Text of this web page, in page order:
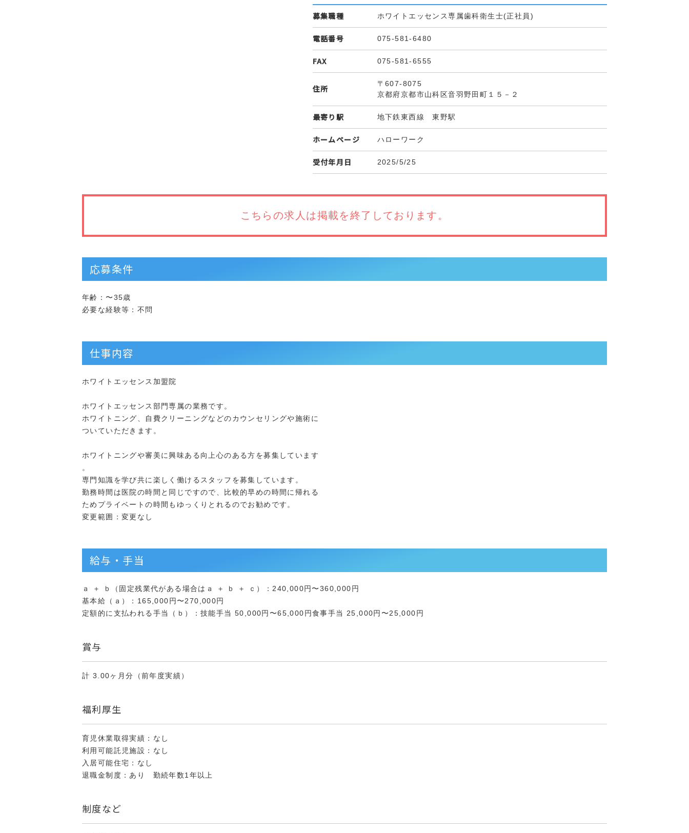
募集職種 ホワイトエッセンス専属歯科衛生士(正社員)
電話番号 075-581-6480
FAX 075-581-6555
住所
〒607-8075
京都府京都市山科区音羽野田町１５－２
最寄り駅 地下鉄東西線 東野駅
ホームページ ハローワーク
受付年月日 2025/5/25
こちらの求人は掲載を終了しております。
応募条件
年齢：〜35歳
必要な経験等：不問
仕事内容
ホワイトエッセンス加盟院
ホワイトエッセンス部門専属の業務です。
ホワイトニング、自費クリーニングなどのカウンセリングや施術に
ついていただきます。
ホワイトニングや審美に興味ある向上心のある方を募集しています
。
専門知識を学び共に楽しく働けるスタッフを募集しています。
勤務時間は医院の時間と同じですので、比較的早めの時間に帰れる
ためプライベートの時間もゆっくりとれるのでお勧めです。
変更範囲：変更なし
給与・手当
ａ ＋ ｂ（固定残業代がある場合はａ ＋ ｂ ＋ ｃ）：240,000円〜360,000円
基本給（ａ）：165,000円〜270,000円
定額的に支払われる手当（ｂ）：技能手当 50,000円〜65,000円食事手当 25,000円〜25,000円
賞与
計 3.00ヶ月分（前年度実績）
福利厚生
育児休業取得実績：なし
利用可能託児施設：なし
入居可能住宅：なし
退職金制度：あり 勤続年数1年以上
制度など